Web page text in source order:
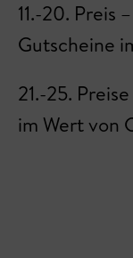
11.-20. Preis
Gutscheine
21.-25.
im Wert von